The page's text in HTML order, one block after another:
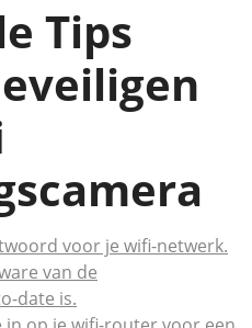
Tips
voor je wifi-netwerk.
van de
date is.